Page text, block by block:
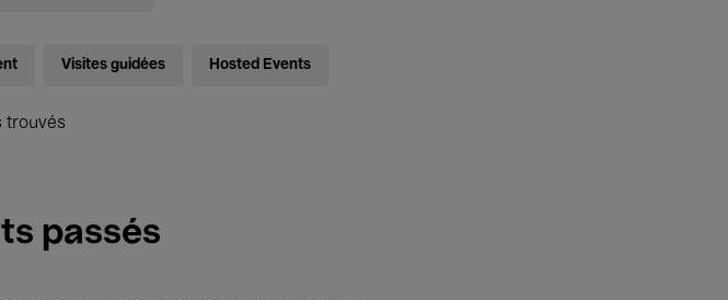
Visites guidées Hosted Events
trouvés
passés